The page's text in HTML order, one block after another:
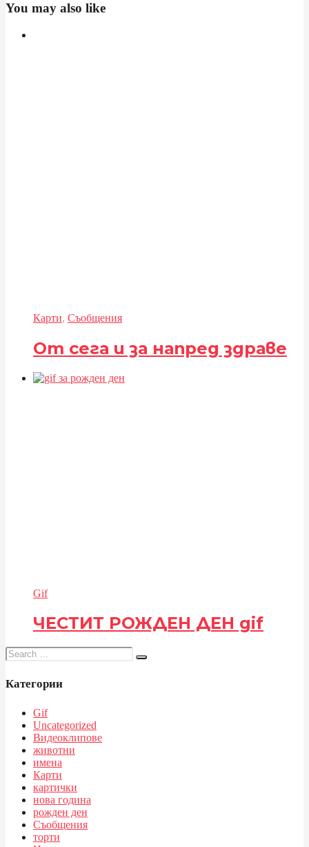
You may also like
Карти, Съобщения
От сега и за напред здраве
Gif
ЧЕСТИТ РОЖДЕН ДЕН gif
Search
for:
Категории
Gif
Uncategorized
Видеоклипове
животни
имена
Карти
картички
нова година
рожден ден
Съобщения
торти